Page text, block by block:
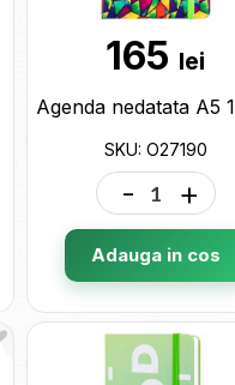
165 lei
SKU: O27190
- +
Adauga in cos